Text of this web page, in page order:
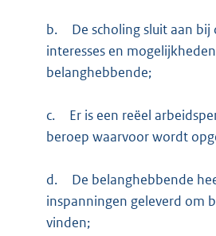
b.
De scholing sluit aan bij
interesses en
belanghebbende;
c.
Er is een reëel
beroep waarvoor wordt
d.
De belanghebbende
inspanningen geleverd om
vinden;